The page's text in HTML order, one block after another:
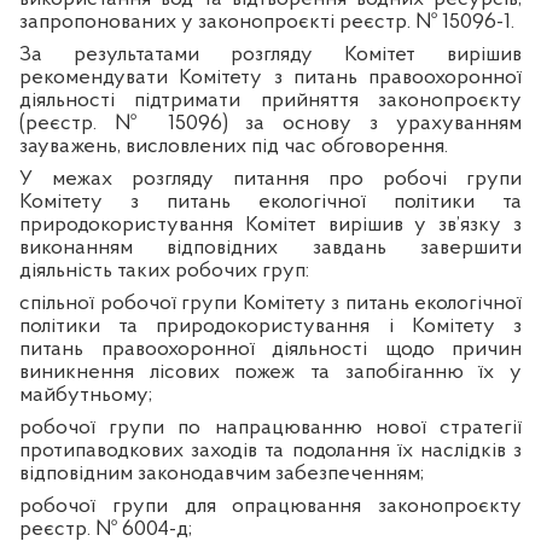
запропонованих у законопроєкті реєстр. № 15096-1.
За результатами розгляду Комітет вирішив
рекомендувати Комітету з питань правоохоронної
діяльності підтримати прийняття законопроєкту
(реєстр. № 15096) за основу з урахуванням
зауважень, висловлених під час обговорення.
У межах розгляду питання про робочі групи
Комітету з питань екологічної політики та
природокористування Комітет вирішив у зв’язку з
виконанням відповідних завдань завершити
діяльність таких робочих груп:
спільної робочої групи Комітету з питань екологічної
політики та природокористування і Комітету з
питань правоохоронної діяльності щодо причин
виникнення лісових пожеж та запобіганню їх у
майбутньому;
робочої групи по напрацюванню нової стратегії
протипаводкових заходів та подолання їх наслідків з
відповідним законодавчим забезпеченням;
робочої групи для опрацювання законопроєкту
реєстр. № 6004-д;